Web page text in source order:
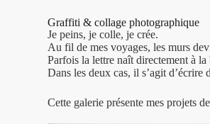
Graffiti & collage photographique
Je peins, je colle, je crée.
Au fil de mes voyages, les murs
Parfois la lettre naît directement à
Dans les deux cas, il s’agit
Cette galerie présente mes projets